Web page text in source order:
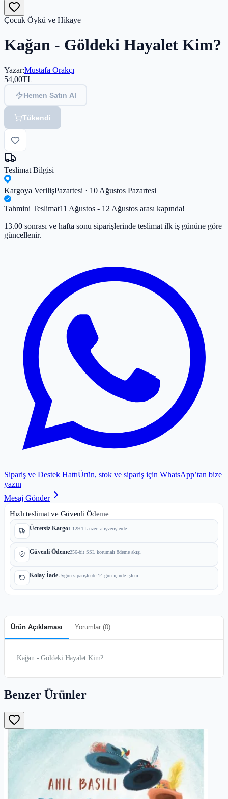
Çocuk Öykü ve Hikaye
Kağan - Göldeki Hayalet Kim?
Yazar:Mustafa Orakçı
54,00TL
Hemen Satın Al
Tükendi
Teslimat Bilgisi
Kargoya VerilişPazartesi · 10 Ağustos Pazartesi
Tahmini Teslimat11 Ağustos - 12 Ağustos arası kapında!
13.00 sonrası ve hafta sonu siparişlerinde teslimat ilk iş gününe göre
güncellenir.
Sipariş ve Destek HattıÜrün, stok ve sipariş için WhatsApp’tan bize
yazın
Mesaj Gönder
Hızlı teslimat ve Güvenli Ödeme
Ücretsiz Kargo1.129 TL üzeri alışverişlerde
Güvenli Ödeme256-bit SSL korumalı ödeme akışı
Kolay İadeUygun siparişlerde 14 gün içinde işlem
Ürün Açıklaması Yorumlar (0)
Kağan - Göldeki Hayalet Kim?
Benzer Ürünler